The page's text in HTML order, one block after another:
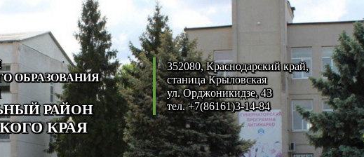
ОБРАЗОВАНИЯ
РАЙОН
КРАЯ
352080, Краснодарский край,
станица Крыловская
ул. Орджоникидзе, 43
тел. +7(86161)3-14-84